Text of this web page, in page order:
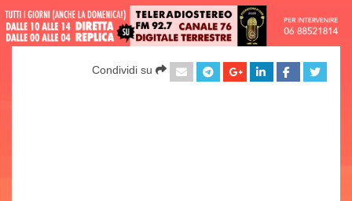
Condividi su